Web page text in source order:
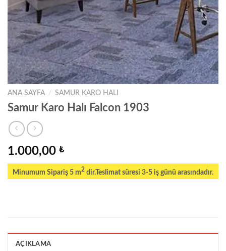
ANA SAYFA / SAMUR KARO HALI
Samur Karo Halı Falcon 1903
1.000,00 ₺
Minumum Sipariş 5 m2 dir.Teslimat süresi 3-5 iş günü arasındadır.
AÇIKLAMA